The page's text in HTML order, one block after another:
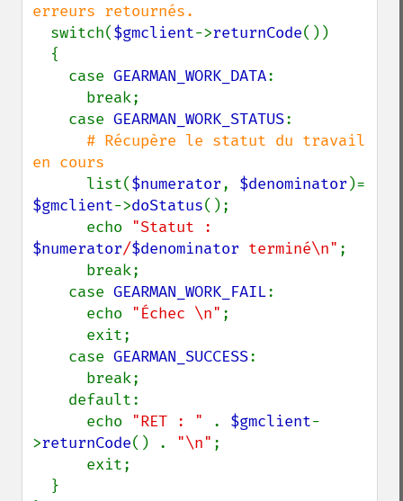
erreurs retournés.
switch($gmclient->returnCode())
    case
GEARMAN_WORK_DATA:
    case
GEARMAN_WORK_STATUS:
# Récupère le statut du travail
en cours
list($numerator, $denominator
$gmclient->doStatus();
      echo
$numerator/$denominator terminé\n" ;
    case
GEARMAN_WORK_FAIL:
      echo
"Échec \n" ;
    case
GEARMAN_SUCCESS:
      echo
"RET : " . $gmclient-
>returnCode() . "\n" ;